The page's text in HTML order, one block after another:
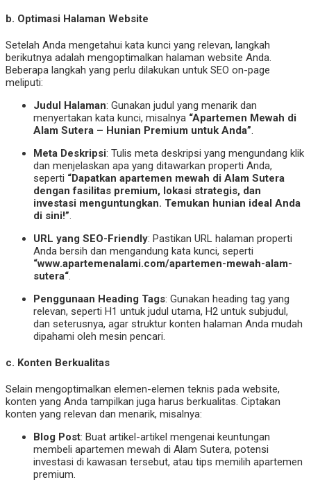
b. Optimasi Halaman Website
Setelah Anda mengetahui kata kunci yang relevan, langkah
berikutnya adalah mengoptimalkan halaman website Anda.
Beberapa langkah yang perlu dilakukan untuk SEO on-page
meliputi:
Judul Halaman: Gunakan judul yang menarik dan
menyertakan kata kunci, misalnya “Apartemen Mewah di
Alam Sutera – Hunian Premium untuk Anda”.
Meta Deskripsi: Tulis meta deskripsi yang mengundang klik
dan menjelaskan apa yang ditawarkan properti Anda,
seperti “Dapatkan apartemen mewah di Alam Sutera
dengan fasilitas premium, lokasi strategis, dan
investasi menguntungkan. Temukan hunian ideal Anda
di sini!”.
URL yang SEO-Friendly: Pastikan URL halaman properti
Anda bersih dan mengandung kata kunci, seperti
“www.apartemenalami.com/apartemen-mewah-alam-
sutera“.
Penggunaan Heading Tags: Gunakan heading tag yang
relevan, seperti H1 untuk judul utama, H2 untuk subjudul,
dan seterusnya, agar struktur konten halaman Anda mudah
dipahami oleh mesin pencari.
c. Konten Berkualitas
Selain mengoptimalkan elemen-elemen teknis pada website,
konten yang Anda tampilkan juga harus berkualitas. Ciptakan
konten yang relevan dan menarik, misalnya:
Blog Post: Buat artikel-artikel mengenai keuntungan
membeli apartemen mewah di Alam Sutera, potensi
investasi di kawasan tersebut, atau tips memilih apartemen
premium.